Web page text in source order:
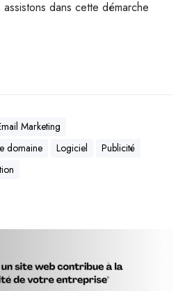
dans cette démarche
Marketing
domaine
Logiciel
Publicité